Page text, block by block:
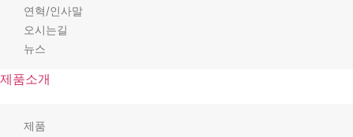
연혁/인사말
오시는길
뉴스
제품소개
제품